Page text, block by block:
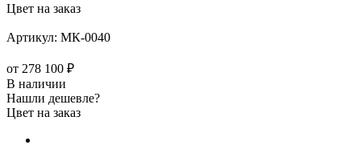
Цвет на заказ
Артикул: МК-0040
от 278 100 ₽
В наличии
Нашли дешевле?
Цвет на заказ